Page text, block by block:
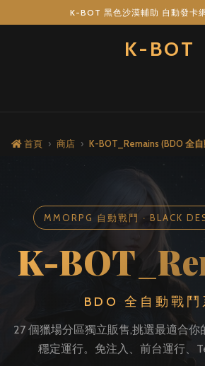
K-BOT 黑色沙漠輔助 自動發卡
K-BOT
K-首頁 商店 K-BOT_Remains (BDO 全
MMORPG 自動戰鬥 ‧ BLACK
K-
BDO 全自動戰鬥
27 個獵場分區獨立販售,挑選最適合你
穩定運行。免注入、前台運行、